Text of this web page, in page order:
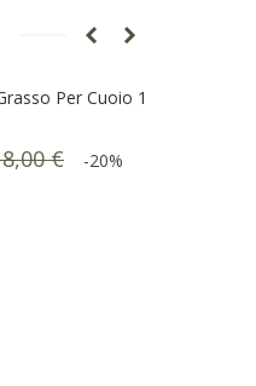
Per Cuoio 1
€ -20%